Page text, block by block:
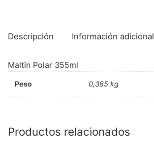
Descripción Información adicional
Maltín Polar 355ml
Peso 0,385 kg
Productos relacionados